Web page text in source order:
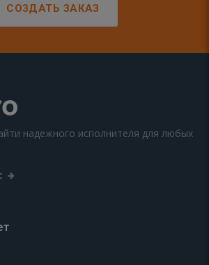
СОЗДАТЬ ЗАКАЗ
надежного исполнителя для любых